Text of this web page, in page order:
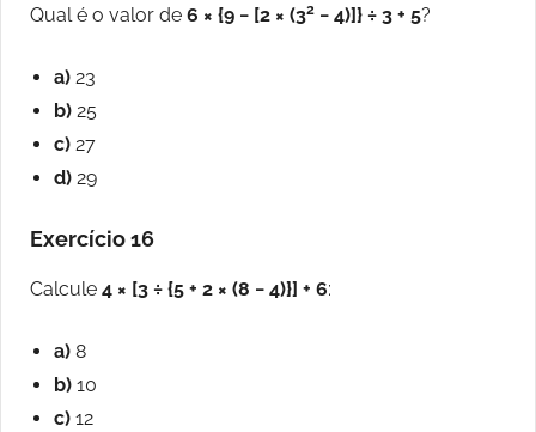
Qual é o valor de 6 × {9 − [2 × (32 − 4)]} ÷ 3 + 5?
a) 23
b) 25
c) 27
d) 29
Exercício 16
Calcule 4 × [3 ÷ {5 + 2 × (8 − 4)}] + 6:
a) 8
b) 10
c) 12